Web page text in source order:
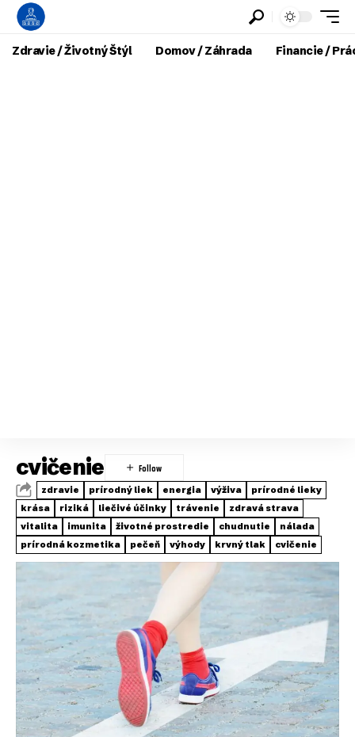
Zdravie / Životný Štýl Domov / Záhrada Financie /
cvičenie
zdravie prírodný liek energia výživa
prírodné lieky
krása
riziká liečivé účinky trávenie
zdravá strava
vitalita
imunita životné prostredie chudnutie
nálada
prírodná kozmetika
pečeň výhody krvný tlak cvičenie